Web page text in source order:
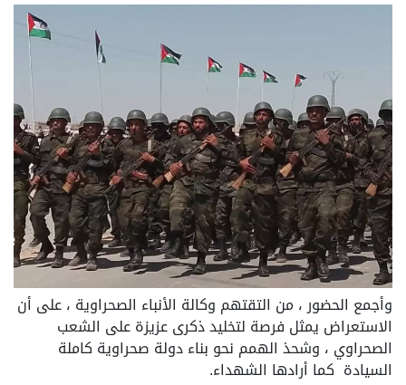
وأجمع الحضور ، من التقتهم وكالة الأنباء الصحراوية ، على أن
الاستعراض يمثل فرصة لتخليد ذكرى عزيزة على الشعب
الصحراوي ، وشحذ الهمم نحو بناء دولة صحراوية كاملة
السيادة كما أرادها الشهداء.